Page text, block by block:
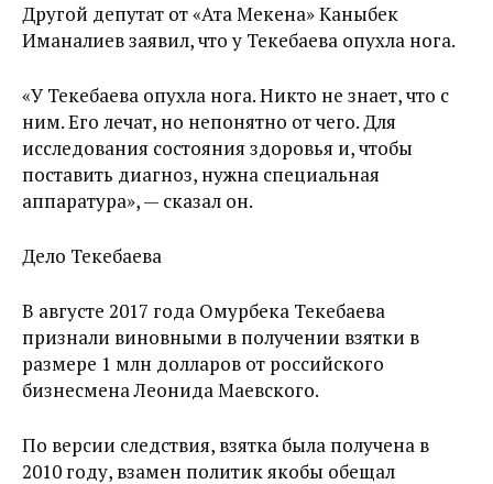
Другой депутат от «Ата Мекена» Каныбек
Иманалиев заявил, что у Текебаева опухла нога.
«У Текебаева опухла нога. Никто не знает, что с
ним. Его лечат, но непонятно от чего. Для
исследования состояния здоровья и, чтобы
поставить диагноз, нужна специальная
аппаратура», — сказал он.
Дело Текебаева
В августе 2017 года Омурбека Текебаева
признали виновными в получении взятки в
размере 1 млн долларов от российского
бизнесмена Леонида Маевского.
По версии следствия, взятка была получена в
2010 году, взамен политик якобы обещал